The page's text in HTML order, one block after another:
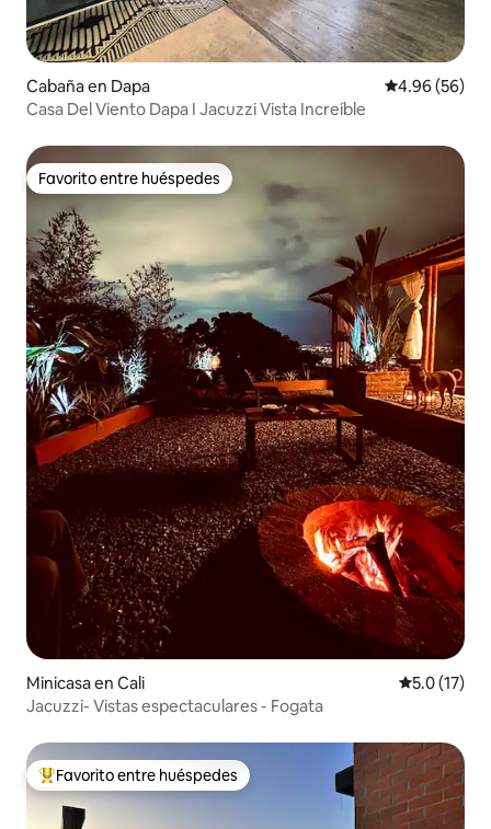
Cabaña en Dapa Calificación
4.96 (56)
Casa Del Viento Dapa I Jacuzzi Vista Increíble
Favorito entre huéspedes
Favorito entre huéspedes
Minicasa en Cali Calificación
5.0 (17)
Jacuzzi- Vistas espectaculares - Fogata
Favorito entre huéspedes preferido
Favorito entre huéspedes